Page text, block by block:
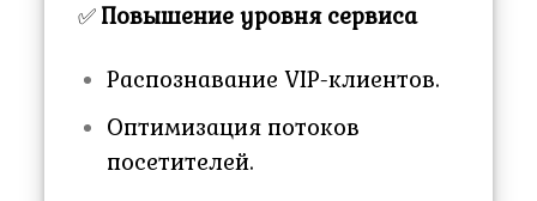
✅ Повышение уровня сервиса
Распознавание VIP-клиентов.
Оптимизация потоков
посетителей.